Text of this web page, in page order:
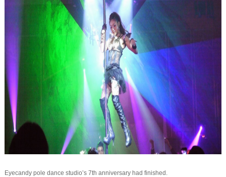
Eyecandy pole dance studio’s 7th anniversary had finished.